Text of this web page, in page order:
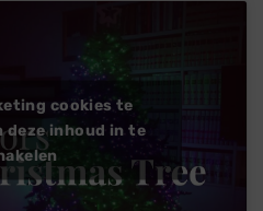
cookies te
deze inhoud in te